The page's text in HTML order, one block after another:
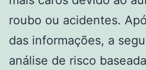
roubo ou acidentes.
das informações, a
análise de risco